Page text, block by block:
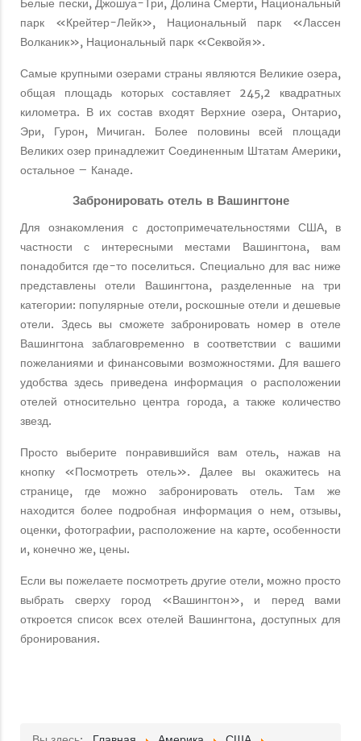
Белые пески, Джошуа-Три, Долина Смерти, Национальный
парк «Крейтер-Лейк», Национальный парк «Лассен
Волканик», Национальный парк «Секвойя».
Самые крупными озерами страны являются Великие озера,
общая площадь которых составляет 245,2 квадратных
километра. В их состав входят Верхние озера, Онтарио,
Эри, Гурон, Мичиган. Более половины всей площади
Великих озер принадлежит Соединенным Штатам Америки,
остальное – Канаде.
Забронировать отель в Вашингтоне
Для ознакомления с достопримечательностями США, в
частности с интересными местами Вашингтона, вам
понадобится где-то поселиться. Специально для вас ниже
представлены отели Вашингтона, разделенные на три
категории: популярные отели, роскошные отели и дешевые
отели. Здесь вы сможете забронировать номер в отеле
Вашингтона заблаговременно в соответствии с вашими
пожеланиями и финансовыми возможностями. Для вашего
удобства здесь приведена информация о расположении
отелей относительно центра города, а также количество
звезд.
Просто выберите понравившийся вам отель, нажав на
кнопку «Посмотреть отель». Далее вы окажитесь на
странице, где можно забронировать отель. Там же
находится более подробная информация о нем, отзывы,
оценки, фотографии, расположение на карте, особенности
и, конечно же, цены.
Если вы пожелаете посмотреть другие отели, можно просто
выбрать сверху город «Вашингтон», и перед вами
откроется список всех отелей Вашингтона, доступных для
бронирования.